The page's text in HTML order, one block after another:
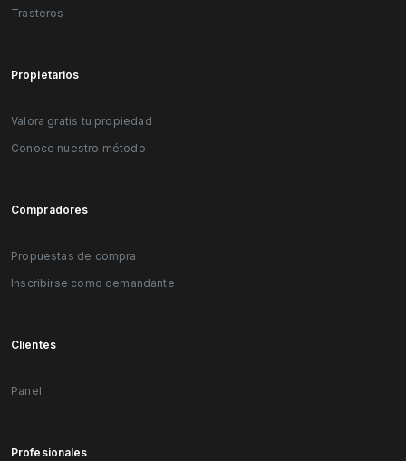
Trasteros
Propietarios
Valora gratis tu propiedad
Conoce nuestro método
Compradores
Propuestas de compra
Inscribirse como demandante
Clientes
Panel
Profesionales